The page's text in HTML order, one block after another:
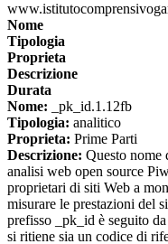
Nome
Tipologia
Proprieta
Descrizione
Durata
Nome: _pk_id.1.12fb
Tipologia: analitico
Proprieta: Prime Parti
Descrizione: Questo nome
analisi web open source
proprietari di siti Web a
misurare le prestazioni del
prefisso _pk_id è seguito
si ritiene sia un codice di